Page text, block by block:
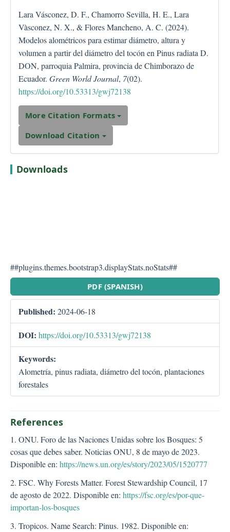
PDF (SPANISH)
Published: 2024-06-18
DOI: https://doi.org/10.53313/gwj72138
Keywords:
Alometría, pinus radiata, diámetro del tocón, plantaciones
forestales
References
1. ONU. Foro de las Naciones Unidas sobre los Bosques: 5
cosas que debes saber. Noticias ONU, 8 de mayo de 2023.
Disponible en: https://news.un.org/es/story/2023/05/1520777
2. FSC. Why Forests Matter. Forest Stewardship Council, 17
de agosto de 2022. Disponible en: https://fsc.org/es/por-que-
importan-los-bosques
3. Tropicos. Name Search: Pinus. 1982. Disponible en:
Lara Vásconez, D. F., Chamorro Sevilla, H. E., Lara
Vàsconez, N. X., & Flores Mancheno, A. C. (2024).
Modelos alométricos para estimar diámetro, altura y
volumen a partir del diámetro del tocón en Pinus radiata D.
DON, parroquia Palmira, provincia de Chimborazo de
Ecuador. Green World Journal, 7(02).
https://doi.org/10.53313/gwj72138
More Citation Formats
Download Citation
Downloads
##plugins.themes.bootstrap3.displayStats.noStats##